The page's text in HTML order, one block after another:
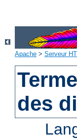
Apache > Serveur
des